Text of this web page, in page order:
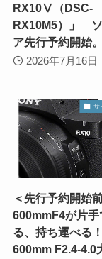
RX10Ⅴ（DSC-
RX10M5）」 ソ
ア先行予約開始
2026年7月16日
サ
＜先行予約開始
600mmF4が片手
る、持ち運べる
600mm F2.4-4.0